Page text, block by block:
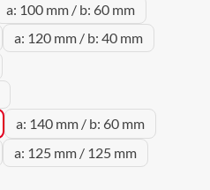
a: 100 mm / b: 60 mm
a: 120 mm / b: 40 mm
a: 140 mm / b: 60 mm
a: 125 mm / 125 mm